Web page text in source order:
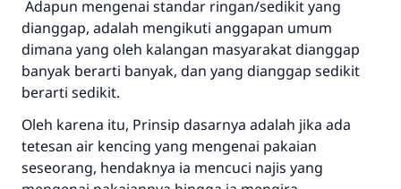
Adapun mengenai standar ringan/sedikit yang
dianggap, adalah mengikuti anggapan umum
dimana yang oleh kalangan masyarakat dianggap
banyak berarti banyak, dan yang dianggap sedikit
berarti sedikit.
Oleh karena itu, Prinsip dasarnya adalah jika ada
tetesan air kencing yang mengenai pakaian
seseorang, hendaknya ia mencuci najis yang